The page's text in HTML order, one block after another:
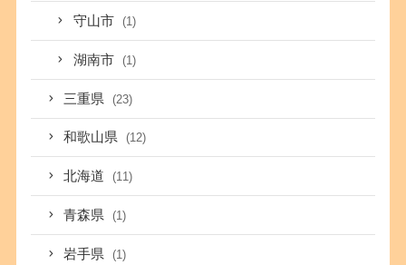
守山市 (1)
湖南市 (1)
三重県 (23)
和歌山県 (12)
北海道 (11)
青森県 (1)
岩手県 (1)